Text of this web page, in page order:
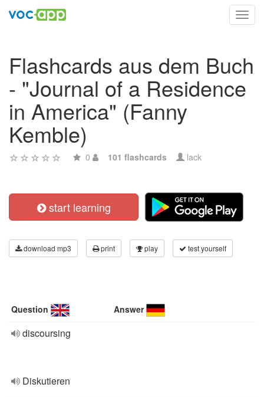
Flashcards aus dem Buch
- "Journal of a Residence
in America" (Fanny
Kemble)
0 101 flashcards lack
start learning
download mp3 print play test yourself
Question Answer
discoursing
Diskutieren